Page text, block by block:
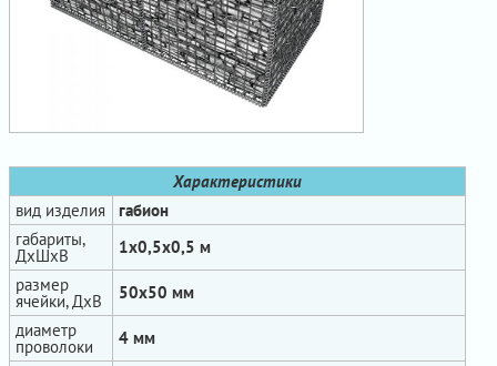
Характеристики
вид изделия
габион
габариты,
ДхШхВ
1х0,5х0,5 м
размер
ячейки, ДхВ
50х50 мм
диаметр
проволоки
4 мм